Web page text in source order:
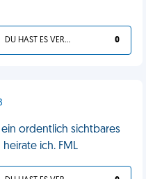
DU HAST ES VERDIENT 0
ordentlich sichtbares
ich. FML